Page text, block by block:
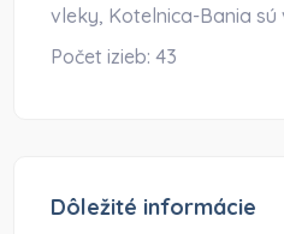
vleky, Kotelnica-Bania
Počet izieb:43
Dôležité informácie